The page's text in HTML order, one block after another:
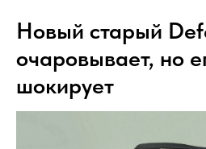
Новый старый
очаровывает, но
шокирует